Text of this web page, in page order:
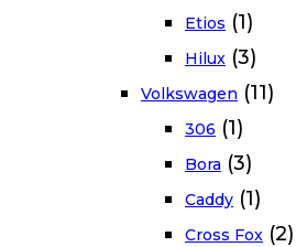
Etios (1)
Hilux (3)
Volkswagen (11)
306 (1)
Bora (3)
Caddy (1)
Cross Fox (2)